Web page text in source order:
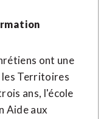
ont une
Territoires
ans, l'école
Aide aux